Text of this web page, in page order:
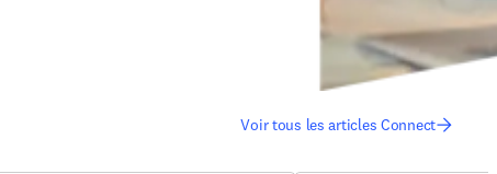
Voir tous les articles Connect